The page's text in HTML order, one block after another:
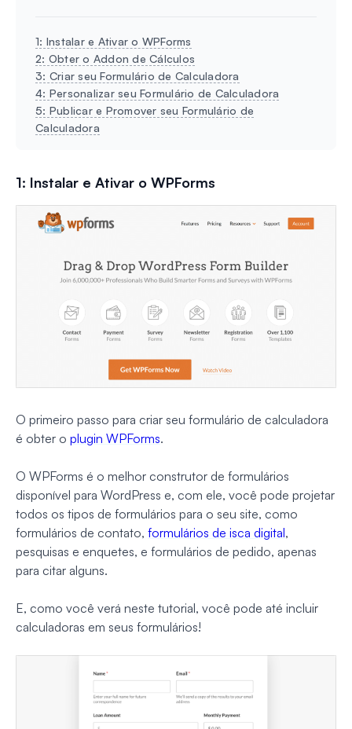
1: Instalar e Ativar o WPForms
2: Obter o Addon de Cálculos
3: Criar seu Formulário de Calculadora
4: Personalizar seu Formulário de Calculadora
5: Publicar e Promover seu Formulário de
Calculadora
1: Instalar e Ativar o WPForms
O primeiro passo para criar seu formulário de calculadora
é obter o plugin WPForms.
O WPForms é o melhor construtor de formulários
disponível para WordPress e, com ele, você pode projetar
todos os tipos de formulários para o seu site, como
formulários de contato, formulários de isca digital,
pesquisas e enquetes, e formulários de pedido, apenas
para citar alguns.
E, como você verá neste tutorial, você pode até incluir
calculadoras em seus formulários!